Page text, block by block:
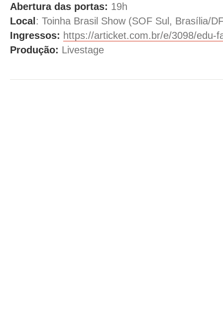
Abertura das portas: 19h
Local: Toinha Brasil Show (SOF Sul, Brasília/
Ingressos: https://articket.com.br/e/3098/edu-
Produção: Livestage